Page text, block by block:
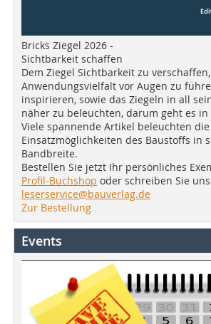
Bricks Ziegel 2026 -
Sichtbarkeit schaffen
Dem Ziegel Sichtbarkeit zu
Anwendungsvielfalt vor Augen zu
inspirieren, sowie das Ziegeln in all
näher zu beleuchten, darum geht es in
Viele spannende Artikel beleuchten die
Einsatzmöglichkeiten des Baustoffs in
Bandbreite.
Bestellen Sie jetzt Ihr persönliches
Profil-Buchshop oder schreiben Sie
leserservice@bauverlag.de
Zur Bestellung
Events